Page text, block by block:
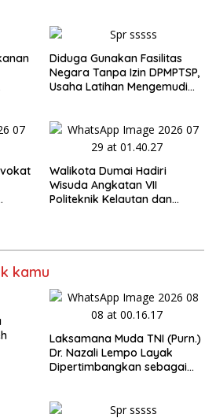
Berkompromi terhadap
Diduga Gunakan Fasilitas
Negara Tanpa Izin DPMPTSP,
Usaha Latihan Mengemudi
Walikota Dumai Hadiri
Wisuda Angkatan VII
Politeknik Kelautan dan
kamu
Laksamana Muda TNI (Purn.)
Dr. Nazali Lempo Layak
Dipertimbangkan sebagai
Berkompromi terhadap